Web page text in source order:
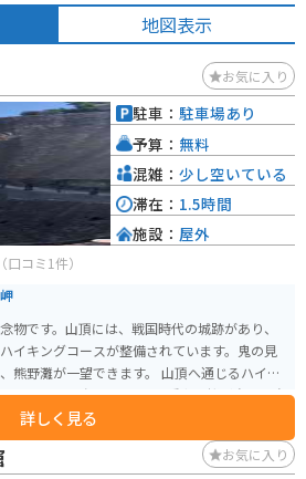
地図表示
お気に入り
（口コミ1件）
物です。山頂には、戦国時代の城跡があり、
イキングコースが整備されています。鬼の見
望できます。 山頂へ通じるハイキ
れており、春になると、4種類の桜が次から次
におすすめです。
詳しく見る
駐車： 駐車場あり
予算： 無料
混雑： 少し空いている
滞在： 1.5時間
施設： 屋外
お気に入り